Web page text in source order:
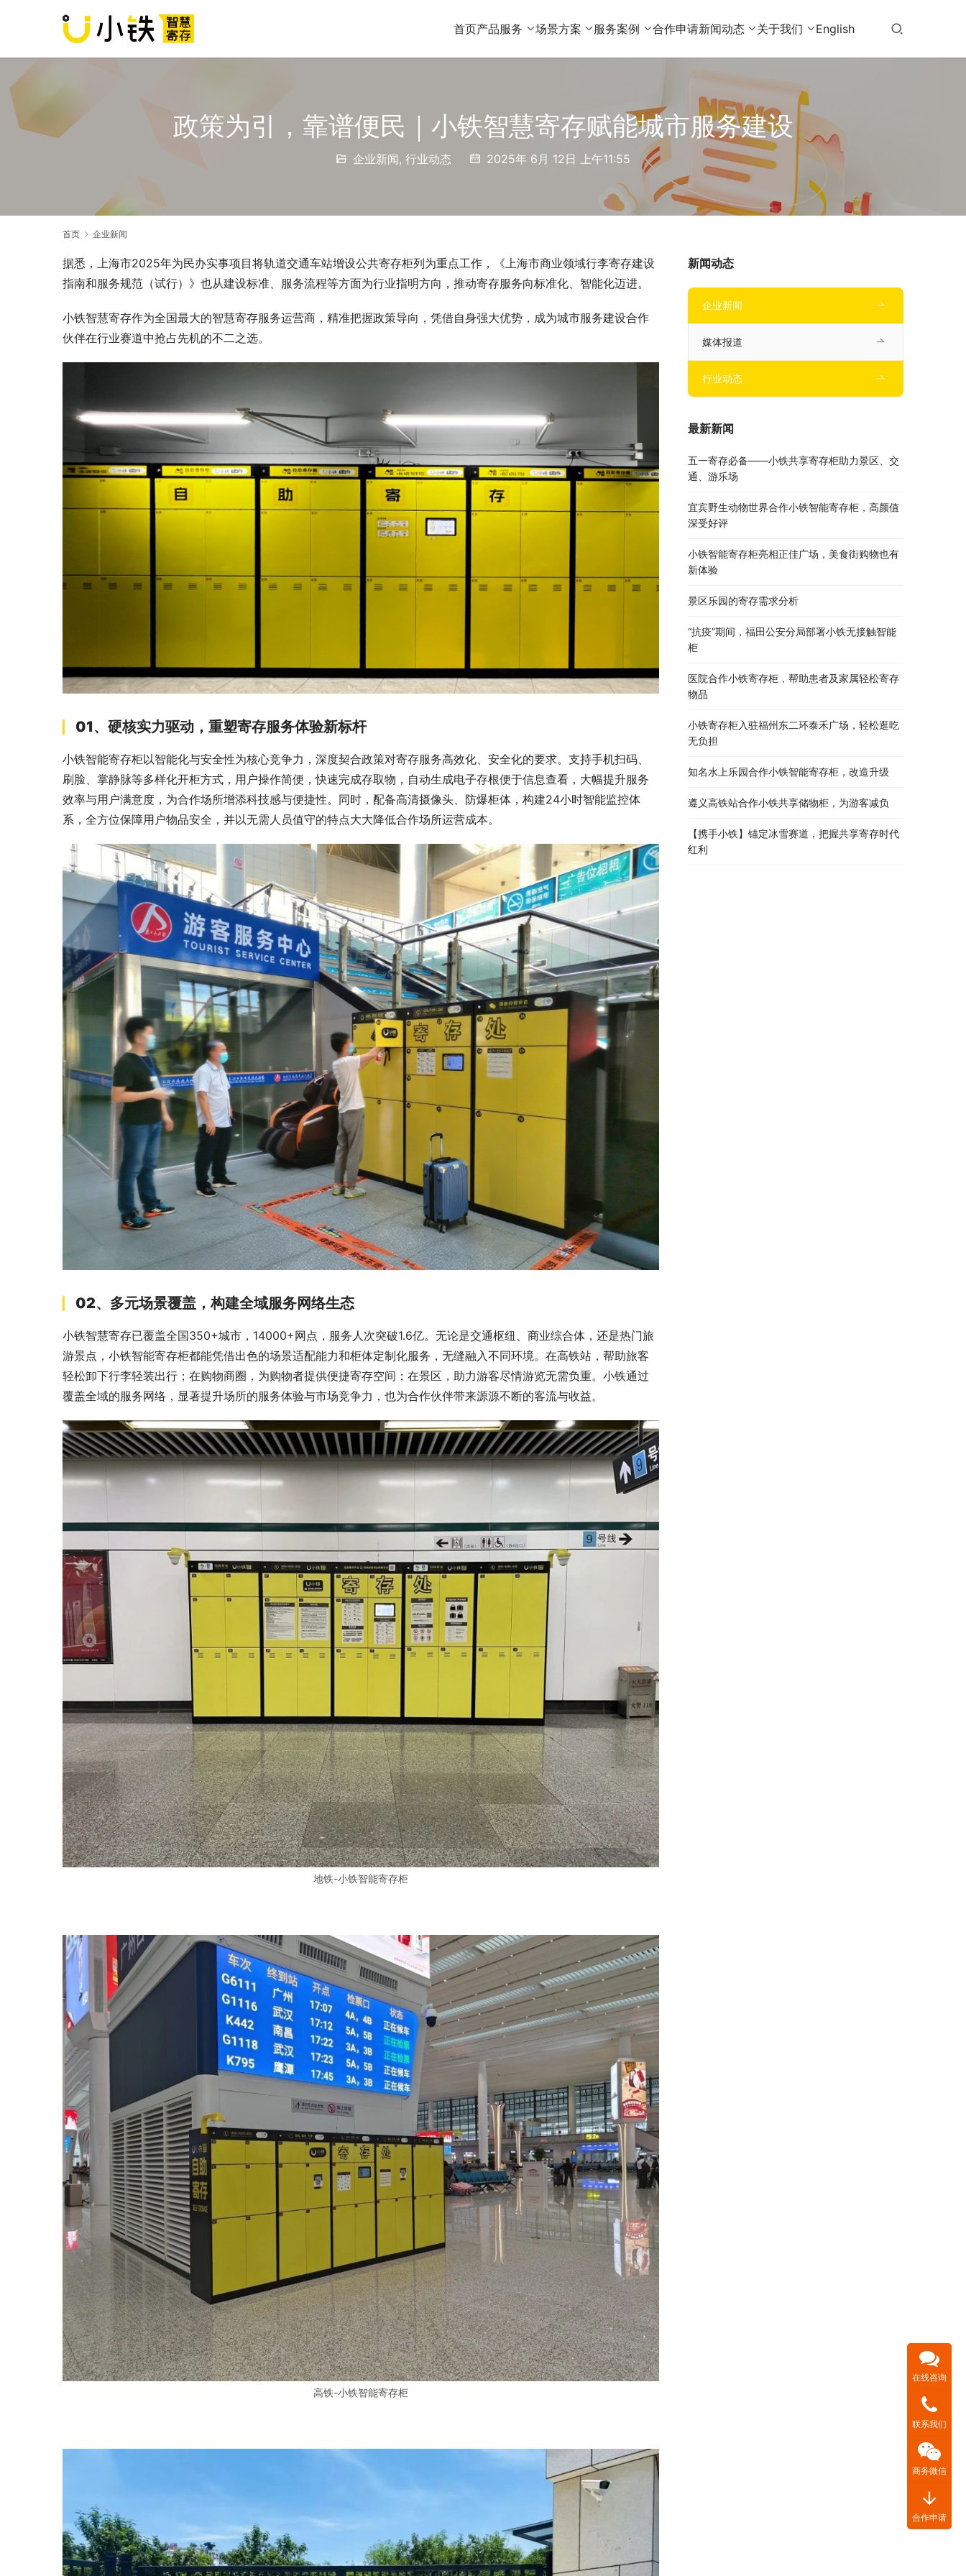
首页产品服务 场景方案 服务案例 合作申请新闻动态 关于我们 English
政策为引，靠谱便民｜小铁智慧寄存赋能城市服务建设
企业新闻, 行业动态 2025年 6月 12日 上午11:55
首页 企业新闻
据悉，上海市2025年为民办实事项目将轨道交通车站增设公共寄存柜列为重点工作，《上海市商业领域行李寄存建设
指南和服务规范（试行）》也从建设标准、服务流程等方面为行业指明方向，推动寄存服务向标准化、智能化迈进。
小铁智慧寄存作为全国最大的智慧寄存服务运营商，精准把握政策导向，凭借自身强大优势，成为城市服务建设合作
伙伴在行业赛道中抢占先机的不二之选。
01、硬核实力驱动，重塑寄存服务体验新标杆
小铁智能寄存柜以智能化与安全性为核心竞争力，深度契合政策对寄存服务高效化、安全化的要求。支持手机扫码、
刷脸、掌静脉等多样化开柜方式，用户操作简便，快速完成存取物，自动生成电子存根便于信息查看，大幅提升服务
效率与用户满意度，为合作场所增添科技感与便捷性。同时，配备高清摄像头、防爆柜体，构建24小时智能监控体
系，全方位保障用户物品安全，并以无需人员值守的特点大大降低合作场所运营成本。
02、多元场景覆盖，构建全域服务网络生态
小铁智慧寄存已覆盖全国350+城市，14000+网点，服务人次突破1.6亿。无论是交通枢纽、商业综合体，还是热门旅
游景点，小铁智能寄存柜都能凭借出色的场景适配能力和柜体定制化服务，无缝融入不同环境。在高铁站，帮助旅客
轻松卸下行李轻装出行；在购物商圈，为购物者提供便捷寄存空间；在景区，助力游客尽情游览无需负重。小铁通过
覆盖全域的服务网络，显著提升场所的服务体验与市场竞争力，也为合作伙伴带来源源不断的客流与收益。
地铁-小铁智能寄存柜
高铁-小铁智能寄存柜
新闻动态
企业新闻
媒体报道
行业动态
最新新闻
五一寄存必备——小铁共享寄存柜助力景区、交
通、游乐场
宜宾野生动物世界合作小铁智能寄存柜，高颜值
深受好评
小铁智能寄存柜亮相正佳广场，美食街购物也有
新体验
景区乐园的寄存需求分析
“抗疫”期间，福田公安分局部署小铁无接触智能
柜
医院合作小铁寄存柜，帮助患者及家属轻松寄存
物品
小铁寄存柜入驻福州东二环泰禾广场，轻松逛吃
无负担
知名水上乐园合作小铁智能寄存柜，改造升级
遵义高铁站合作小铁共享储物柜，为游客减负
【携手小铁】锚定冰雪赛道，把握共享寄存时代
红利
在线咨询
联系我们
商务微信
arrow_downward
合作申请